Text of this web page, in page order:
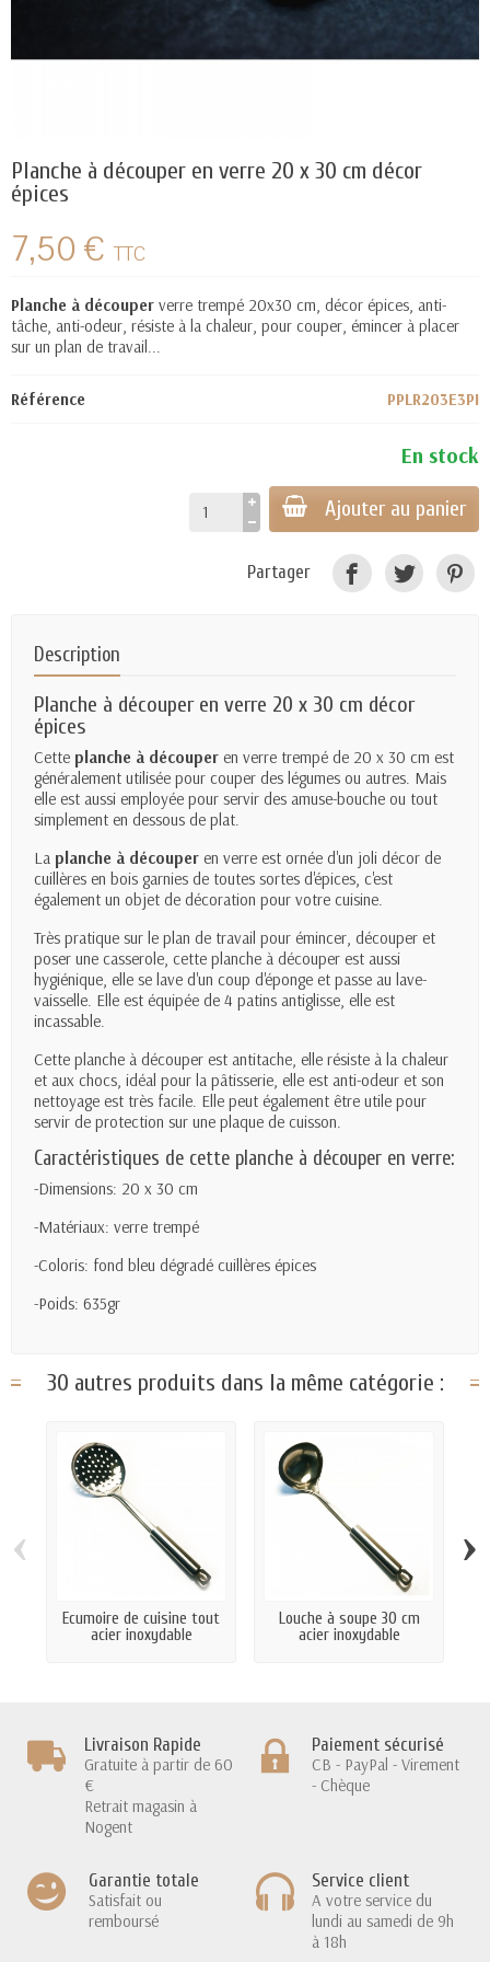
Planche à découper en verre 20 x 30 cm décor
épices
7,50 € TTC
Planche à découper verre trempé 20x30 cm, décor épices, anti-
tâche, anti-odeur, résiste à la chaleur, pour couper, émincer à placer
sur un plan de travail...
Référence PPLR203E3PI
En stock
Ajouter au panier
Partager
Description
Planche à découper en verre 20 x 30 cm décor
épices
Cette planche à découper en verre trempé de 20 x 30 cm est
généralement utilisée pour couper des légumes ou autres. Mais
elle est aussi employée pour servir des amuse-bouche ou tout
simplement en dessous de plat.
La planche à découper en verre est ornée d'un joli décor de
cuillères en bois garnies de toutes sortes d'épices, c'est
également un objet de décoration pour votre cuisine.
Très pratique sur le plan de travail pour émincer, découper et
poser une casserole, cette planche à découper est aussi
hygiénique, elle se lave d'un coup d'éponge et passe au lave-
vaisselle. Elle est équipée de 4 patins antiglisse, elle est
incassable.
Cette planche à découper est antitache, elle résiste à la chaleur
et aux chocs, idéal pour la pâtisserie, elle est anti-odeur et son
nettoyage est très facile. Elle peut également être utile pour
servir de protection sur une plaque de cuisson.
Caractéristiques de cette planche à découper en verre:
-Dimensions: 20 x 30 cm
-Matériaux: verre trempé
-Coloris: fond bleu dégradé cuillères épices
-Poids: 635gr
30 autres produits dans la même catégorie :
Ecumoire de cuisine tout
acier inoxydable
Louche à soupe 30 cm
acier inoxydable
‹ ›
Livraison Rapide
Gratuite à partir de 60
€
Retrait magasin à
Nogent
Paiement sécurisé
CB - PayPal - Virement
- Chèque
Garantie totale
Satisfait ou
remboursé
Service client
A votre service du
lundi au samedi de 9h
à 18h